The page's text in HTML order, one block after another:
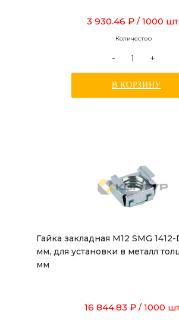
3 930.46 ₽ / 1000 шт.
Количество
- +
В КОРЗИНУ
Гайка закладная М12 SMG 1412-
мм, для установки в металл
мм
16 844.83 ₽ / 1000